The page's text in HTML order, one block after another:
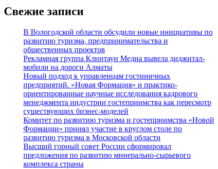
Свежие записи
В Вологодской области обсудили новые инициативы по
развитию туризма, предпринимательства и
общественных проектов
Рекламная группа Клинтаун Медиа вывела диджитал-
мобили на дороги Алматы
Новый подход к управленцам гостиничных
предприятий. «Новая Формация» и практико-
ориентированные научные исследования кадрового
менеджмента индустрии гостеприимства как пересмотр
существующих бизнес-моделей
Комитет по развитию туризма и гостеприимства «Новой
Формации» принял участие в круглом столе по
развитию туризма в Московской области
Высший горный совет России сформировал
предложения по развитию минерально-сырьевого
комплекса страны